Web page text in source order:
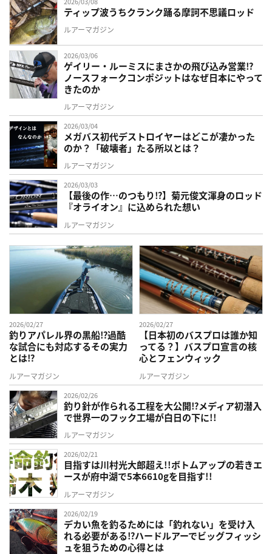
ティップ波うちクランク踊る摩訶不思議ロッド
ルアーマガジン
2026/03/06
ゲイリー・ルーミスにまさかの飛び込み営業⁉
ノースフォークコンポジットはなぜ日本にやって
きたのか
ルアーマガジン
2026/03/04
メガバス初代デストロイヤーはどこが凄かった
のか？「破壊者」たる所以とは？
ルアーマガジン
2026/03/03
【最後の作…のつもり⁉】菊元俊文渾身のロッド
『オライオン』に込められた想い
ルアーマガジン
2026/02/27
釣りアパレル界の黒船⁉過酷
な試合にも対応するその実力
とは⁉
ルアーマガジン
2026/02/27
【日本初のバスプロは誰か知
ってる？】バスプロ宣言の核
心とフェンウィック
ルアーマガジン
2026/02/26
釣り針が作られる工程を大公開⁉メディア初潜入
で世界一のフック工場が白日の下に!!
ルアーマガジン
2026/02/21
目指すは川村光大郎超え!!ボトムアップの若きエ
ースが府中湖で5本6610gを目指す!!
ルアーマガジン
2026/02/19
デカい魚を釣るためには「釣れない」を受け入
れる必要がある⁉ハードルアーでビッグフィッシ
ュを狙うための心得とは